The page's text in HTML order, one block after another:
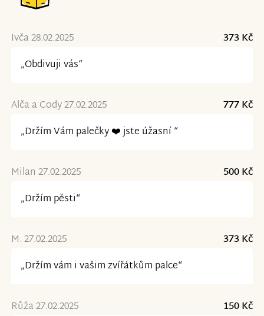
Ivča 28.02.2025
373 Kč
„Obdivuji vás“
Alča a Cody 27.02.2025
777 Kč
„Držím Vám palečky ❤️ jste úžasní “
Milan 27.02.2025
500 Kč
„Držím pěsti“
M. 27.02.2025
373 Kč
„Držím vám i vašim zvířátkům palce“
Růža 27.02.2025
150 Kč